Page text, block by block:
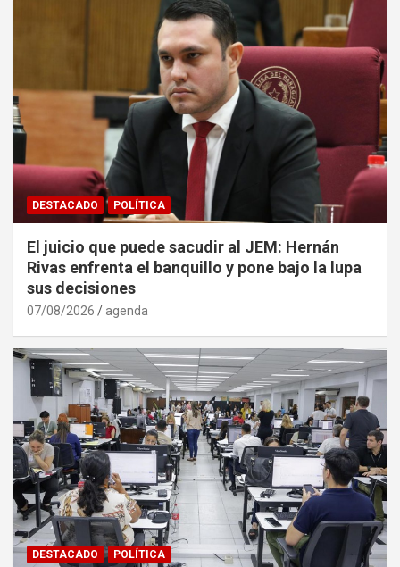
DESTACADO POLÍTICA
El juicio que puede sacudir al JEM: Hernán
Rivas enfrenta el banquillo y pone bajo la lupa
sus decisiones
07/08/2026 agenda
DESTACADO POLÍTICA